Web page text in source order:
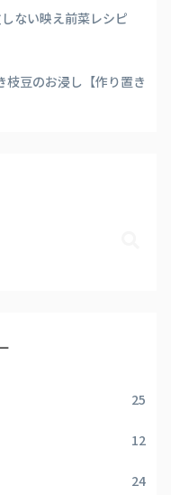
ない映え前菜レシピ
豆のお浸し【作り置き
25
12
24